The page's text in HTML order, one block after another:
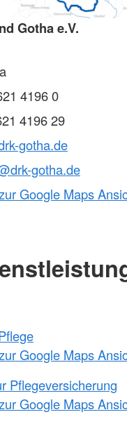
Gotha e.V.
4196 0
4196 29
gotha.de
gotha.de
Google Maps
Google Maps
Pflegeversicherung
Google Maps